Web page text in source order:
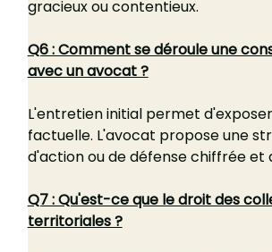
gracieux ou contentieux.
Q6 : Comment se déroule une
avec un avocat ?
L'entretien initial permet
factuelle. L'avocat propose une
d'action ou de défense chiffrée et
Q7 : Qu'est-ce que le droit des
territoriales ?